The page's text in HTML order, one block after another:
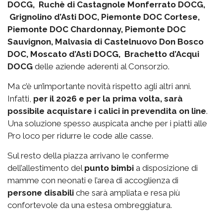
DOCG, Ruchè di Castagnole Monferrato DOCG,
Grignolino d’Asti DOC, Piemonte DOC Cortese,
Piemonte DOC Chardonnay, Piemonte DOC
Sauvignon, Malvasia di Castelnuovo Don Bosco
DOC, Moscato d’Asti DOCG, Brachetto d’Acqui
DOCG delle aziende aderenti al Consorzio.
Ma c’è un’importante novità rispetto agli altri anni.
Infatti, per il 2026 e per la prima volta, sarà
possibile acquistare i calici in prevendita on line.
Una soluzione spesso auspicata anche per i piatti alle
Pro loco per ridurre le code alle casse.
Sul resto della piazza arrivano le conferme
dell’allestimento del punto bimbi a disposizione di
mamme con neonati e l’area di accoglienza di
persone disabili che sarà ampliata e resa più
confortevole da una estesa ombreggiatura.